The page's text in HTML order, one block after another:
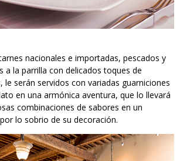
nacionales e importadas, pescados y
a la parrilla con delicados toques de
le serán servidos con variadas guarniciones
en una armónica aventura, que lo llevará
combinaciones de sabores en un
lo sobrio de su decoración.